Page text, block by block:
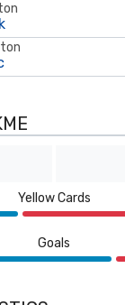
Yellow Cards
Goals